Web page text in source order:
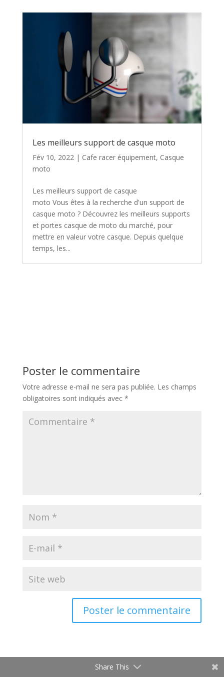
Les meilleurs support de casque moto
Fév 10, 2022| Cafe racer équipement, Casque
moto
Les meilleurs support de casque
moto Vous êtes à la recherche d'un support de
casque moto ? Découvrez les meilleurs supports
et portes casque de moto du marché, pour
mettre en valeur votre casque. Depuis quelque
temps, les...
Poster le commentaire
Votre adresse e-mail ne sera pas publiée. Les champs
obligatoires sont indiqués avec *
Share This